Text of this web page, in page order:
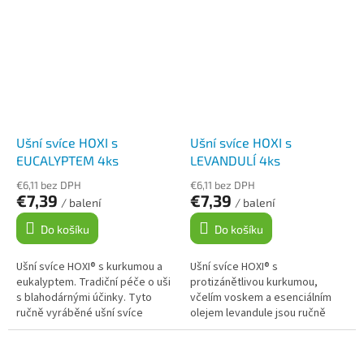
Ušní svíce HOXI s
EUCALYPTEM 4ks
€6,11 bez DPH
€7,39 / balení
Do košíku
Ušní svíce HOXI® s kurkumou a
eukalyptem. Tradiční péče o uši
s blahodárnými účinky. Tyto
ručně vyráběné ušní svíce
obsahují protizánětlivou
Ušní svíce HOXI s
LEVANDULÍ 4ks
€6,11 bez DPH
€7,39 / balení
Do košíku
Ušní svíce HOXI® s
protizánětlivou kurkumou,
včelím voskem a esenciálním
olejem levandule jsou ručně
vyráběné v České republice z